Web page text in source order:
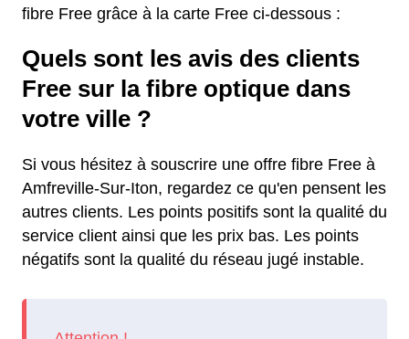
fibre Free grâce à la carte Free ci-dessous :
Quels sont les avis des clients
Free sur la fibre optique dans
votre ville ?
Si vous hésitez à souscrire une offre fibre Free à
Amfreville-Sur-Iton, regardez ce qu'en pensent les
autres clients. Les points positifs sont la qualité du
service client ainsi que les prix bas. Les points
négatifs sont la qualité du réseau jugé instable.